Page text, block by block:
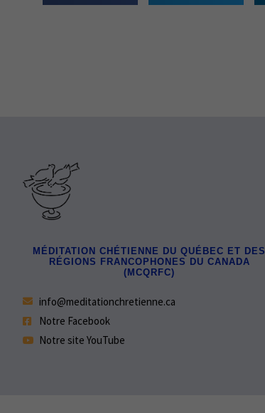
MÉDITATION CHÉTIENNE DU QUÉBEC ET DES
RÉGIONS FRANCOPHONES DU CANADA
(MCQRFC)
info@meditationchretienne.ca
Notre Facebook
Notre site YouTube